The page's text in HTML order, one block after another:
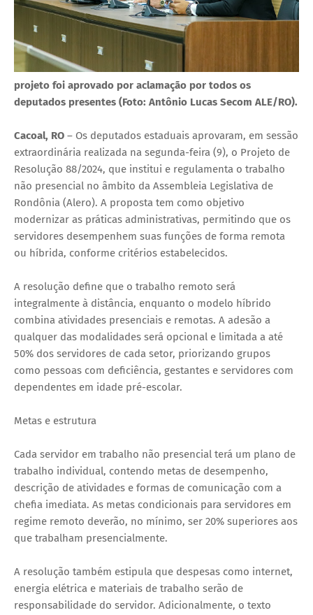
projeto foi aprovado por aclamação por todos os
deputados presentes (Foto: Antônio Lucas Secom ALE/RO).
Cacoal, RO – Os deputados estaduais aprovaram, em sessão
extraordinária realizada na segunda-feira (9), o Projeto de
Resolução 88/2024, que institui e regulamenta o trabalho
não presencial no âmbito da Assembleia Legislativa de
Rondônia (Alero). A proposta tem como objetivo
modernizar as práticas administrativas, permitindo que os
servidores desempenhem suas funções de forma remota
ou híbrida, conforme critérios estabelecidos.
A resolução define que o trabalho remoto será
integralmente à distância, enquanto o modelo híbrido
combina atividades presenciais e remotas. A adesão a
qualquer das modalidades será opcional e limitada a até
50% dos servidores de cada setor, priorizando grupos
como pessoas com deficiência, gestantes e servidores com
dependentes em idade pré-escolar.
Metas e estrutura
Cada servidor em trabalho não presencial terá um plano de
trabalho individual, contendo metas de desempenho,
descrição de atividades e formas de comunicação com a
chefia imediata. As metas condicionais para servidores em
regime remoto deverão, no mínimo, ser 20% superiores aos
que trabalham presencialmente.
A resolução também estipula que despesas como internet,
energia elétrica e materiais de trabalho serão de
responsabilidade do servidor. Adicionalmente, o texto